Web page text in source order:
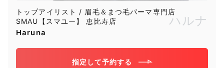
トップアイリスト / 眉毛＆まつ毛パーマ専門店
SMAU【スマユー】 恵比寿店
Haruna
ハルナ
指定して予約する